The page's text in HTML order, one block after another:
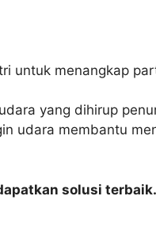
untuk menangkap
yang dihirup
udara membantu
solusi terbaik.